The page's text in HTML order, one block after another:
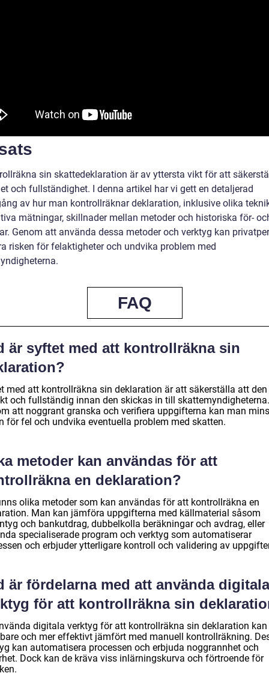
sin skattedeklaration är av yttersta vikt för att
och fullständighet. I denna artikel har vi gett en detaljerad
av hur man kontrollräknar deklaration, inklusive olika
mätningar, skillnader mellan metoder och historiska för-
Genom att använda dessa metoder och verktyg kan
risken för felaktigheter och undvika problem med
FAQ
är syftet med att kontrollräkna sin
med att kontrollräkna sin deklaration är att säkerställa att den
och fullständig innan den skickas in till skattemyndigheterna.
att noggrant granska och verifiera uppgifterna kan man
för fel och undvika eventuella problem med skatten.
metoder kan användas för att
en deklaration?
olika metoder som kan användas för att kontrollräkna en
Man kan jämföra uppgifterna med källmaterial såsom
och bankutdrag, dubbelkolla beräkningar och avdrag, eller
specialiserade program och verktyg som automatiserar
och erbjuder ytterligare kontroll och validering av
är fördelarna med att använda digitala
för att kontrollräkna sin
digitala verktyg för att kontrollräkna sin deklaration kan
och mer effektivt jämfört med manuell kontrollräkning.
kan automatisera processen och erbjuda noggrannhet och
Dock kan de kräva viss inlärningskurva och förtroende för